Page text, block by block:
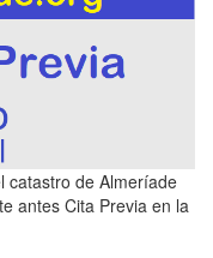
catastro de Almeríade
antes Cita Previa en la